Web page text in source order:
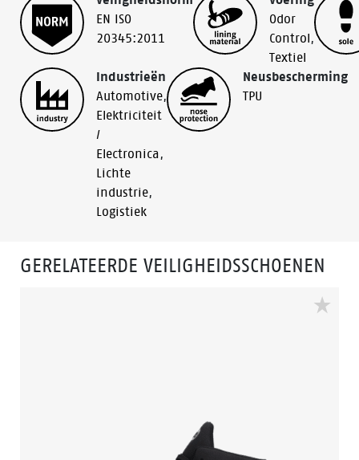
EN ISO
20345:2011
Odor
Control,
Textiel
Industrieën
Automotive,
Elektriciteit
/
Electronica,
Lichte
industrie,
Logistiek
Neusbescherming
TPU
GERELATEERDE VEILIGHEIDSSCHOENEN